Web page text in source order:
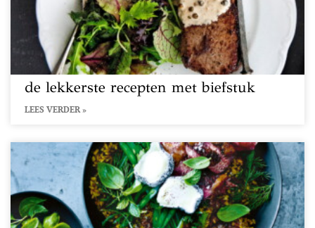
de lekkerste recepten met biefstuk
LEES VERDER »